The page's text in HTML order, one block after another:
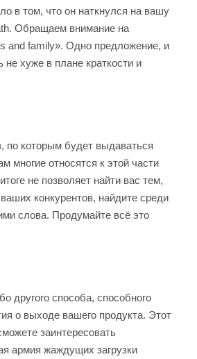
в том, что он наткнулся на вашу
Обращаем внимание на
and family». Одно предложение, и
хуже в плане краткости и
по которым будет выдаваться
многие относятся к этой части
не позволяет найти вас тем,
конкурентов, найдите среди
слова. Продумайте всё это
другого способа, способного
о выходе вашего продукта. Этот
заинтересовать
армия жаждущих загрузки